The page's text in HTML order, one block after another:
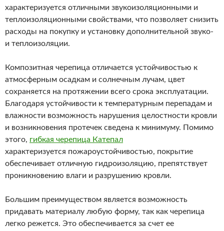
характеризуется отличными звукоизоляционными и
теплоизоляционными свойствами, что позволяет снизить
расходы на покупку и установку дополнительной звуко-
и теплоизоляции.
Композитная черепица отличается устойчивостью к
атмосферным осадкам и солнечным лучам, цвет
сохраняется на протяжении всего срока эксплуатации.
Благодаря устойчивости к температурным перепадам и
влажности возможность нарушения целостности кровли
и возникновения протечек сведена к минимуму. Помимо
этого, гибкая черепица Катепал
характеризуется пожароустойчивостью, покрытие
обеспечивает отличную гидроизоляцию, препятствует
проникновению влаги и разрушению кровли.
Большим преимуществом является возможность
придавать материалу любую форму, так как черепица
легко режется. Это обеспечивается за счет ее